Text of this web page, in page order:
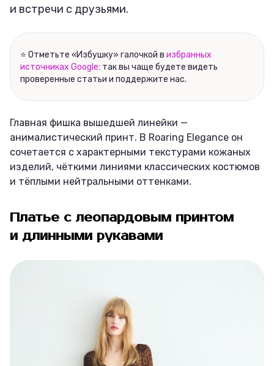
и встречи с друзьями.
⭐ Отметьте «Избушку» галочкой в избранных
источниках Google: так вы чаще будете видеть
проверенные статьи и поддержите нас.
Главная фишка вышедшей линейки —
анималистический принт. В Roaring Elegance он
сочетается с характерными текстурами кожаных
изделий, чёткими линиями классических костюмов
и тёплыми нейтральными оттенками.
Платье с леопардовым принтом
и длинными рукавами